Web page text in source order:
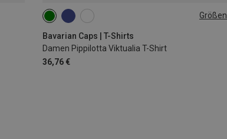
Größen
Bavarian Caps | T-Shirts
Damen Pippilotta Viktualia T-Shirt
36,76 €
XS S M